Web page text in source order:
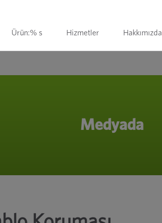
Ürün:% s Hizmetler Hakkımızda
Medyada